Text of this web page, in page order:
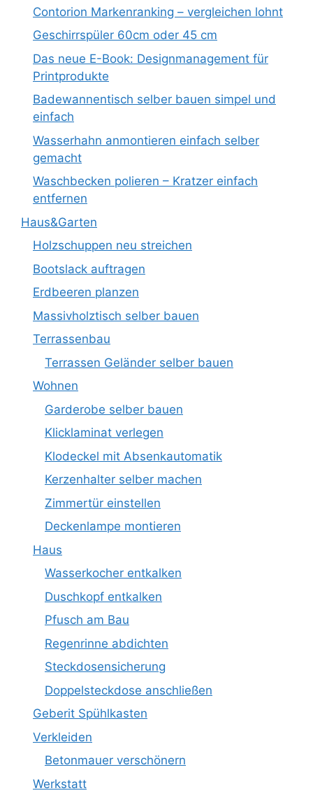
Contorion Markenranking – vergleichen lohnt
Geschirrspüler 60cm oder 45 cm
Das neue E-Book: Designmanagement für
Printprodukte
Badewannentisch selber bauen simpel und
einfach
Wasserhahn anmontieren einfach selber
gemacht
Waschbecken polieren – Kratzer einfach
entfernen
Haus&Garten
Holzschuppen neu streichen
Bootslack auftragen
Erdbeeren planzen
Massivholztisch selber bauen
Terrassenbau
Terrassen Geländer selber bauen
Wohnen
Garderobe selber bauen
Klicklaminat verlegen
Klodeckel mit Absenkautomatik
Kerzenhalter selber machen
Zimmertür einstellen
Deckenlampe montieren
Haus
Wasserkocher entkalken
Duschkopf entkalken
Pfusch am Bau
Regenrinne abdichten
Steckdosensicherung
Doppelsteckdose anschließen
Geberit Spühlkasten
Verkleiden
Betonmauer verschönern
Werkstatt